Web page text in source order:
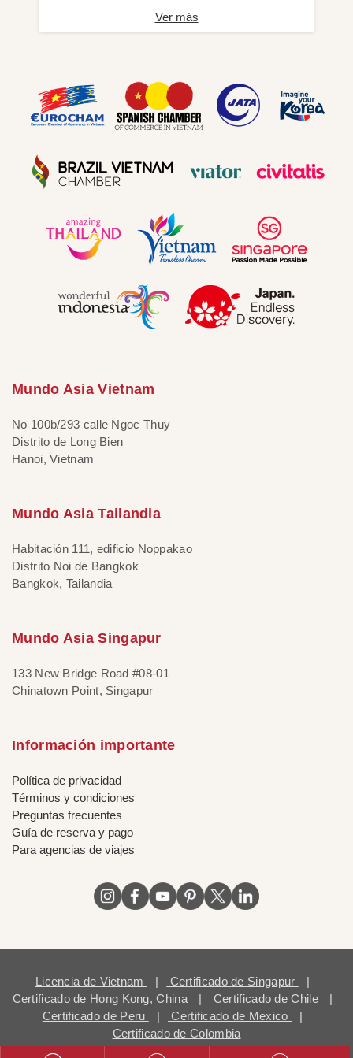
Ver más
Mundo Asia Vietnam
No 100b/293 calle Ngoc Thuy
Distrito de Long Bien
Hanoi, Vietnam
Mundo Asia Tailandia
Habitación 111, edificio Noppakao
Distrito Noi de Bangkok
Bangkok, Tailandia
Mundo Asia Singapur
133 New Bridge Road #08-01
Chinatown Point, Singapur
Información importante
Política de privacidad
Términos y condiciones
Preguntas frecuentes
Guía de reserva y pago
Para agencias de viajes
Licencia de Vietnam | Certificado de Singapur
|
Certificado de Hong Kong, China
| Certificado de Chile
|
Certificado de Peru
| Certificado de Mexico
|
Certificado de Colombia